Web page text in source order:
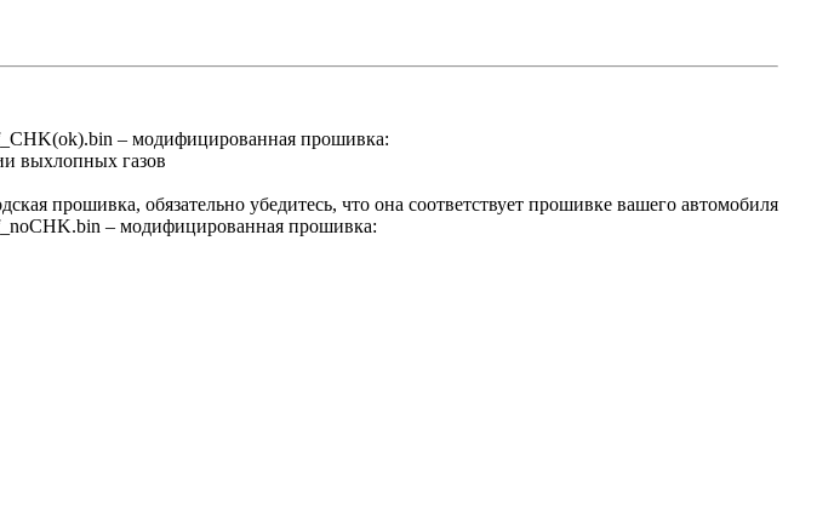
– модифицированная прошивка:
выхлопных газов
прошивка, обязательно убедитесь, что она соответствует прошивке вашего автомобиля
– модифицированная прошивка: